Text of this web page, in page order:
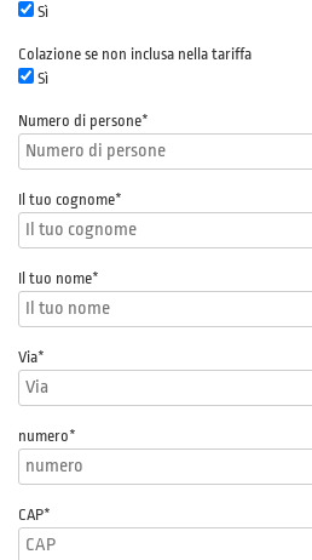
Sì
Colazione se non inclusa nella tariffa
Sì
Numero di persone*
Il tuo cognome*
Il tuo nome*
Via*
numero*
CAP*